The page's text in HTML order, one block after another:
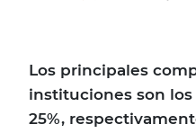
Los principales
instituciones son los
25%,